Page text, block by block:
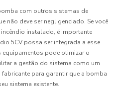
com outros sistemas de
não deve ser negligenciado. Se você
instalado, é importante
5CV possa ser integrada a esse
pode otimizar o
a gestão do sistema como um
para garantir que a bomba
sistema existente.